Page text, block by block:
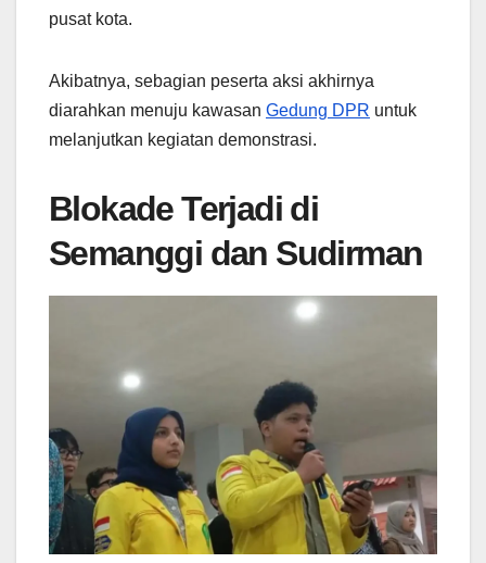
pusat kota.
Akibatnya, sebagian peserta aksi akhirnya
diarahkan menuju kawasan Gedung DPR untuk
melanjutkan kegiatan demonstrasi.
Blokade Terjadi di
Semanggi dan Sudirman